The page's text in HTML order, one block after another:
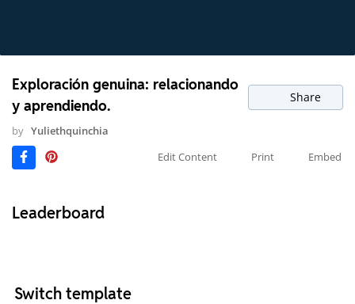
Exploración genuina: relacionando
y aprendiendo.
Share
by Yuliethquinchia
Edit Content
Print Embed
Leaderboard
Switch template